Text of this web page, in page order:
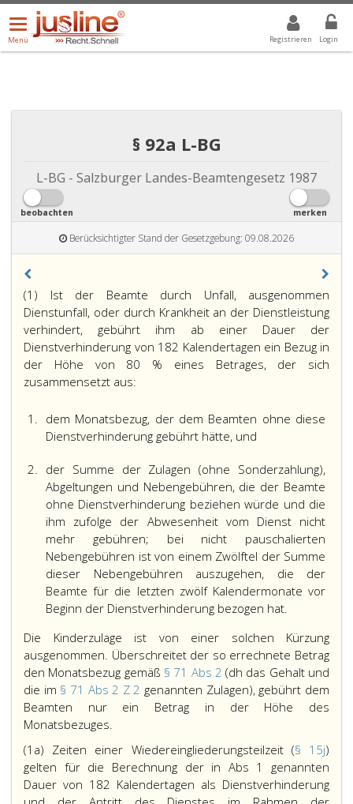
Registrieren Login
Menü
öffnen/schließen
Menü
ALLE DROPDOWN: GEWÄHLTER WERT IST ALLE
§ 92a L-BG
L-BG - Salzburger Landes-Beamtengesetz 1987
beobachten merken
Berücksichtigter Stand der Gesetzgebung: 09.08.2026
(1) Ist der Beamte durch Unfall, ausgenommen
Dienstunfall, oder durch Krankheit an der Dienstleistung
verhindert, gebührt ihm ab einer Dauer der
Dienstverhinderung von 182 Kalendertagen ein Bezug in
der Höhe von 80 % eines Betrages, der sich
zusammensetzt aus:
1. dem Monatsbezug, der dem Beamten ohne diese
Dienstverhinderung gebührt hätte, und
2. der Summe der Zulagen (ohne Sonderzahlung),
Abgeltungen und Nebengebühren, die der Beamte
ohne Dienstverhinderung beziehen würde und die
ihm zufolge der Abwesenheit vom Dienst nicht
mehr gebühren; bei nicht pauschalierten
Nebengebühren ist von einem Zwölftel der Summe
dieser Nebengebühren auszugehen, die der
Beamte für die letzten zwölf Kalendermonate vor
Beginn der Dienstverhinderung bezogen hat.
Die Kinderzulage ist von einer solchen Kürzung
ausgenommen. Überschreitet der so errechnete Betrag
den Monatsbezug gemäß § 71 Abs 2(dh das Gehalt und
die im § 71 Abs 2 Z 2 genannten Zulagen), gebührt dem
Beamten nur ein Betrag in der Höhe des
Monatsbezuges.
(1a) Zeiten einer Wiedereingliederungsteilzeit (§ 15j)
gelten für die Berechnung der in Abs 1 genannten
Dauer von 182 Kalendertagen als Dienstverhinderung